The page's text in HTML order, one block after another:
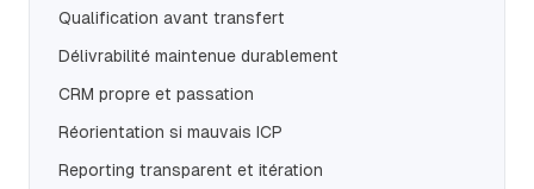
Qualification avant transfert
Délivrabilité maintenue durablement
CRM propre et passation
Réorientation si mauvais ICP
Reporting transparent et itération